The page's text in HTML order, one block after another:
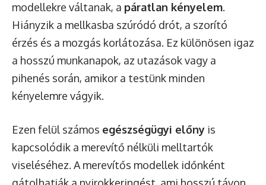
modellekre váltanak, a páratlan kényelem.
Hiányzik a mellkasba szúródó drót, a szorító
érzés és a mozgás korlátozása. Ez különösen igaz
a hosszú munkanapok, az utazások vagy a
pihenés során, amikor a testünk minden
kényelemre vágyik.
Ezen felül számos egészségügyi előny is
kapcsolódik a merevítő nélküli melltartók
viseléséhez. A merevítős modellek időnként